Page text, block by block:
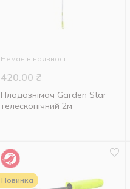
Немає в наявності
420.00 ₴
Плодознімач Garden Star
телескопічний 2м
Новинка